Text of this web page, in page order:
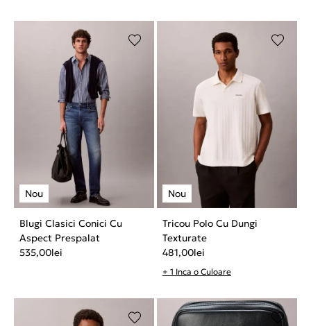
Blugi Clasici Conici Cu
Aspect Prespalat
535,00lei
Tricou Polo Cu Dungi
Texturate
481,00lei
+ 1 Inca o Culoare